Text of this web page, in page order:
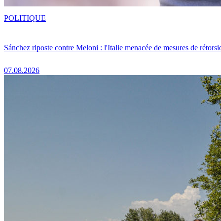
Sánchez riposte contre Meloni : l'Italie menacée de mesures de
07.08.2026
POLITIQUE